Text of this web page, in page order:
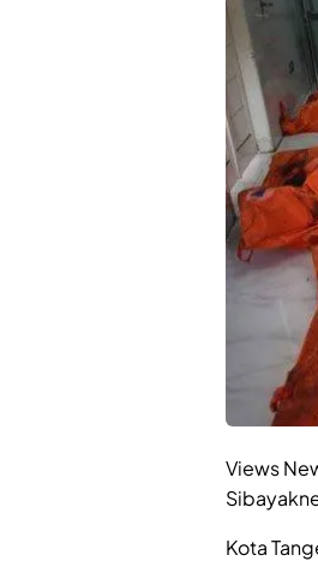
Views
Kota